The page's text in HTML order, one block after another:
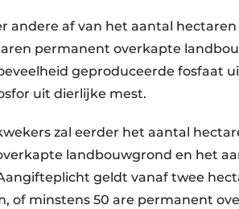
andere af van het aantal
permanent overkapte
geproduceerde fosfaat
uit dierlijke mest.
zal eerder het aantal
landbouwgrond en het
geldt vanaf twee
of minstens 50 are permanent